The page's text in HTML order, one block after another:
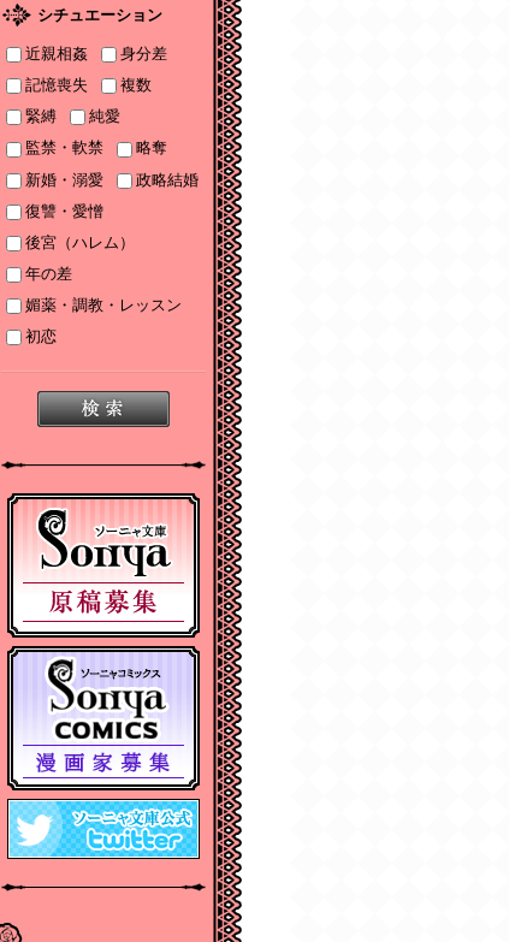
2025年８月刊電子書籍
2025/07/03
配信のお知らせ
2025/06/19
配信のお知らせ
2025/05/07
2025年５月刊電子書籍
配信のお知らせ
配信のお知らせ
2025年３月刊電子書籍
配信のお知らせ
2024/12/06
【Sonyaコミックス
電子書店配信開始】悪
人の恋１、みそっかす
王女の結婚事情１
2024/12/04
2024年12月刊電子書籍
配信のお知らせ
2024/10/29
【11月６日発売】
Sonyaコミックス『悪
人の恋1』『みそっかす
情報
2024/10/29
シチュエーション
近親相姦
身分差
記憶喪失
複数
緊縛
純愛
監禁・軟禁
略奪
新婚・溺愛
政略結婚
復讐・愛憎
後宮（ハレム）
年の差
媚薬・調教・レッスン
初恋